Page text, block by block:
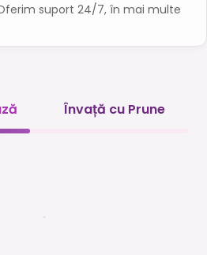
suport 24/7, în mai multe
Învață cu Prune